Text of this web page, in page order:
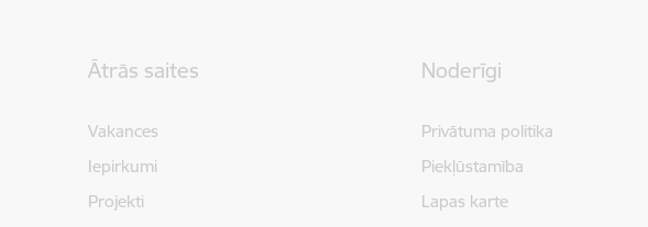
Ātrās saites
Vakances
Iepirkumi
Projekti
Noderīgi
Privātuma politika
Piekļūstamība
Lapas karte